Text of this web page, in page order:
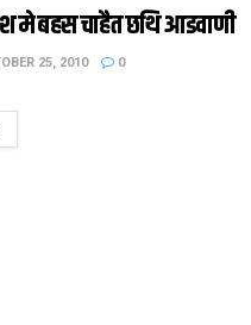
मे बहस चाहैत छथि आडवाणी
25, 2010 0